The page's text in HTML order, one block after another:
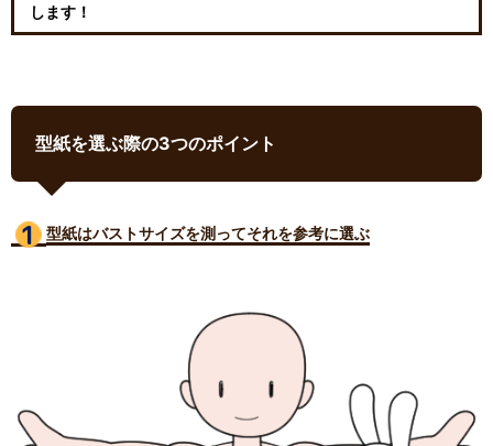
します！
型紙を選ぶ際の3つのポイント
型紙はバストサイズを測ってそれを参考に選ぶ